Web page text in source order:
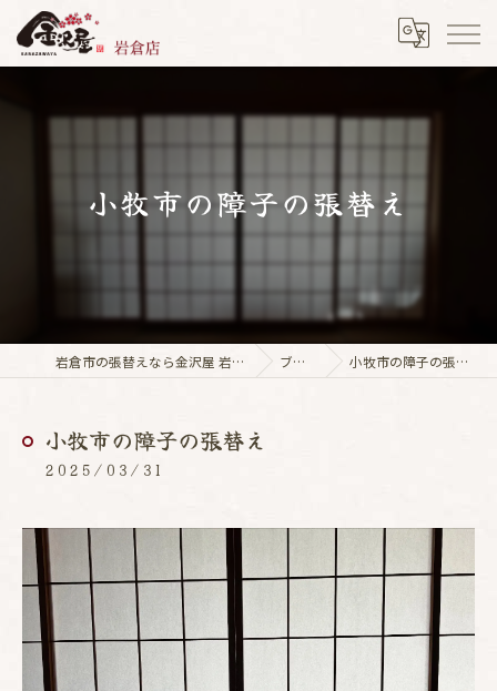
小牧市の障子の張替え
岩倉市の張替えなら金沢屋 岩倉店 ブログ 小牧市の障子の張替え
小牧市の障子の張替え
2025/03/31